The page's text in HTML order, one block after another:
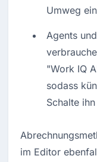
Umweg
Agents
"Work IQ
sodass
Schalte
im Editor